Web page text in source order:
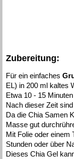
Zubereitung:
Für ein einfaches
EL) in 200 ml kaltes
Etwa 10 - 15
Nach dieser Zeit
Da die Chia Samen
Masse gut
Mit Folie oder einem
Stunden oder über
Dieses Chia Gel